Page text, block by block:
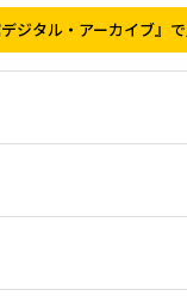
デジタル・アーカイブ』